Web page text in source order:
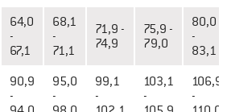
64,0
-
67,1
68,1
-
71,1
71,9 -
74,9
75,9 -
79,0
80,0
-
83,1
90,9
-
95,0
-
99,1
-
103,1
-
106,9
-